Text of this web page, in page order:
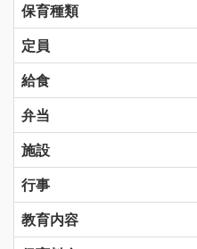
保育種類
定員
給食
弁当
施設
行事
教育内容